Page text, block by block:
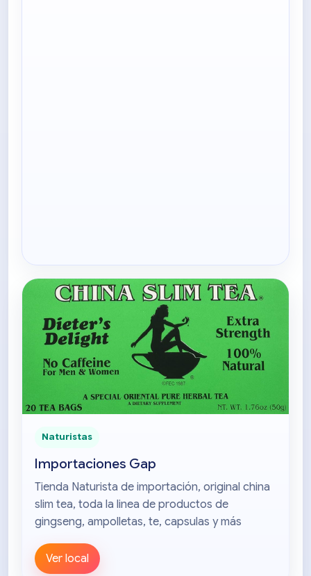
Naturistas
Importaciones Gap
Tienda Naturista de importación, original china
slim tea, toda la linea de productos de
gingseng, ampolletas, te, capsulas y más
Ver local